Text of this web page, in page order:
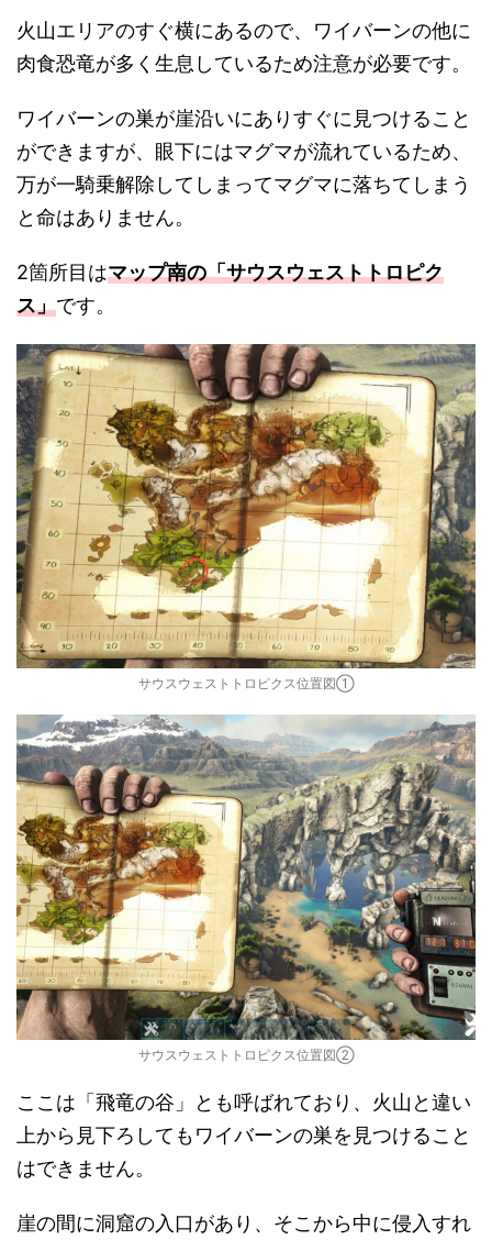
火山エリアのすぐ横にあるので、ワイバーンの他に
肉食恐竜が多く生息しているため注意が必要です。
ワイバーンの巣が崖沿いにありすぐに見つけること
ができますが、眼下にはマグマが流れているため、
万が一騎乗解除してしまってマグマに落ちてしまう
と命はありません。
2箇所目はマップ南の「サウスウェストトロピク
ス」です。
サウスウェストトロピクス位置図①
サウスウェストトロピクス位置図②
ここは「飛竜の谷」とも呼ばれており、火山と違い
上から見下ろしてもワイバーンの巣を見つけること
はできません。
崖の間に洞窟の入口があり、そこから中に侵入すれ